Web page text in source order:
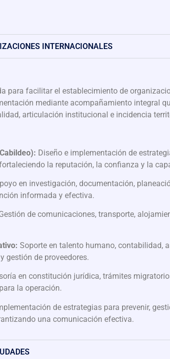
INTERNACIONALES
para facilitar el establecimiento de
mediante acompañamiento integral
articulación institucional e incidencia
Diseño e implementación de
la reputación, la confianza y la
en investigación, documentación,
informada y efectiva.
de comunicaciones, transporte,
Soporte en talento humano, contabilidad,
gestión de proveedores.
en constitución jurídica, trámites
la operación.
de estrategias para prevenir,
una comunicación efectiva.